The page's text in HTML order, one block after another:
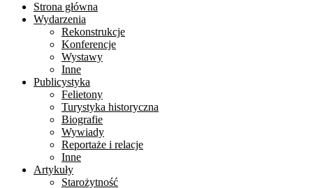
Strona główna
Wydarzenia
Rekonstrukcje
Konferencje
Wystawy
Inne
Publicystyka
Felietony
Turystyka historyczna
Biografie
Wywiady
Reportaże i relacje
Inne
Artykuły
Starożytność